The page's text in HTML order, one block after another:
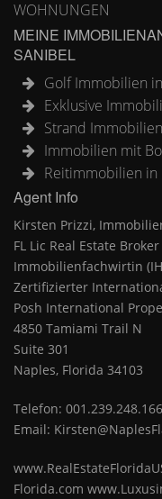
WOHNUNGEN
MEINE
SANIBEL
Golf Immobilien
Exklusive
Strand
Immobilien mit
Reitimmobilien in
Agent Info
Kirsten Prizzi,
FL Lic Real Estate Broker
Immobilienfachwirtin
Zertifizierter
Posh International
4850 Tamiami Trail N
Suite 301
Naples, Florida 34103
Telefon:
Email:
Florida.com